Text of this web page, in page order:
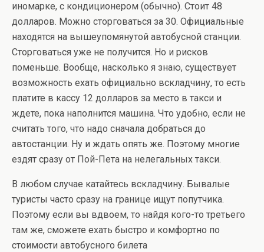
иномарке, с кондиционером (обычно). Стоит 48
долларов. Можно сторговаться за 30. Официальные
находятся на вышеупомянутой автобусной станции.
Сторговаться уже не получится. Но и рисков
поменьше. Вообще, насколько я знаю, существует
возможность ехать официально вскладчину, то есть
платите в кассу 12 долларов за место в такси и
ждете, пока наполнится машина. Что удобно, если не
считать того, что надо сначала добраться до
автостанции. Ну и ждать опять же. Поэтому многие
ездят сразу от Пой-Пета на нелегальных такси.
В любом случае катайтесь вскладчину. Бывалые
туристы часто сразу на границе ищут попутчика.
Поэтому если вы вдвоем, то найдя кого-то третьего
там же, сможете ехать быстро и комфортно по
стоимости автобусного билета